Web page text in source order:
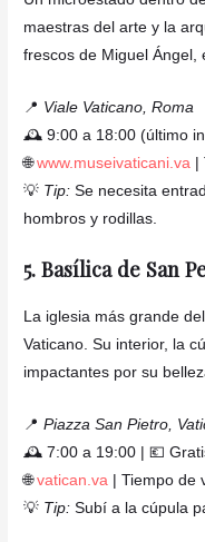
maestras del arte y la
frescos de Miguel Ángel,
📍 Viale Vaticano, Roma
🕰️ 9:00 a 18:00 (último
🌐 www.museivaticani.va
💡 Tip: Se necesita
hombros y rodillas.
5. Basílica de San
La iglesia más grande
Vaticano. Su interior, la
impactantes por su
📍Piazza San Pietro,
🕰️ 7:00 a 19:00 | 💶
🌐 vatican.va | Tiempo de
💡 Tip: Subí a la cúpula